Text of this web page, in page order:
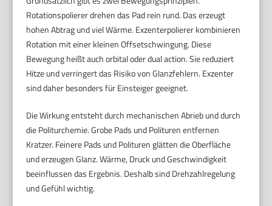
Rotationspolierer drehen das Pad rein rund. Das erzeugt
hohen Abtrag und viel Wärme. Exzenterpolierer kombinieren
Rotation mit einer kleinen Offsetschwingung. Diese
Bewegung heißt auch orbital oder dual action. Sie reduziert
Hitze und verringert das Risiko von Glanzfehlern. Exzenter
sind daher besonders für Einsteiger geeignet.
Die Wirkung entsteht durch mechanischen Abrieb und durch
die Politurchemie. Grobe Pads und Polituren entfernen
Kratzer. Feinere Pads und Polituren glätten die Oberfläche
und erzeugen Glanz. Wärme, Druck und Geschwindigkeit
beeinflussen das Ergebnis. Deshalb sind Drehzahlregelung
und Gefühl wichtig.